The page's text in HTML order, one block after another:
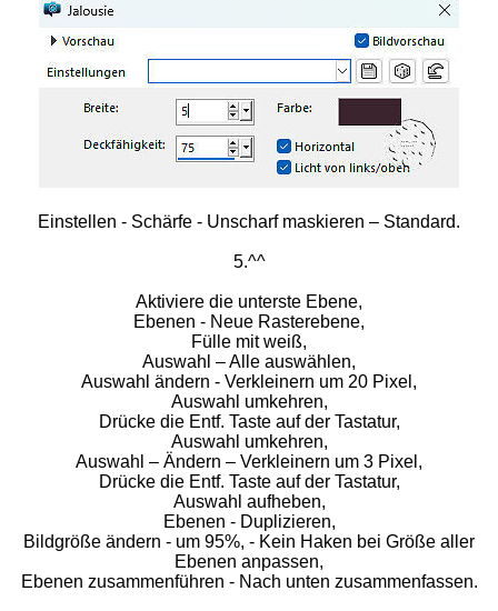
Einstellen - Schärfe - Unscharf maskieren – Standard.
5.^^
Aktiviere die unterste Ebene,
Ebenen - Neue Rasterebene,
Fülle mit weiß,
Auswahl – Alle auswählen,
Auswahl ändern - Verkleinern um 20 Pixel,
Auswahl umkehren,
Drücke die Entf. Taste auf der Tastatur,
Auswahl umkehren,
Auswahl – Ändern – Verkleinern um 3 Pixel,
Drücke die Entf. Taste auf der Tastatur,
Auswahl aufheben,
Ebenen - Duplizieren,
Bildgröße ändern - um 95%, - Kein Haken bei Größe aller
Ebenen anpassen,
Ebenen zusammenführen - Nach unten zusammenfassen.